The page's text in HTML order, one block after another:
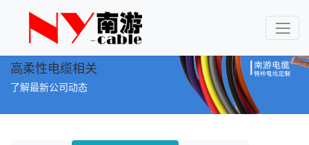
高柔性电缆相关
了解最新公司动态